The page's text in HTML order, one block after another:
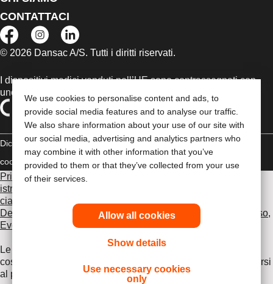
We use cookies to personalise content and ads, to
provide social media features and to analyse our traffic.
We also share information about your use of our site with
our social media, advertising and analytics partners who
may combine it with other information that you’ve
provided to them or that they’ve collected from your use
of their services.
Allow all cookies
Show details
Use necessary cookies
only
CONTATTACI
© 2026 Dansac A/S. Tutti i diritti riservati.
I dispositivi medici venduti nell’UE sono contrassegnati con
uno dei seguenti simboli, a seconda dei casi
Dichiarazione di copyright Politica sulla riservatezza Gestione dei
cookie
Compliance
Prima di utilizzare uno dei prodotti indicati, leggi per intero le
istruzioni d'uso contenute nel foglietto illustrativo fornito con
ciascun prodotto, che include le sezioni Uso previsto,
Descrizione, Controindicazioni, Avvertenze, Precauzioni d'uso,
Eventi avversi e Istruzioni d'uso del dispositivo
Le informazioni fornite nel presente documento non
costituiscono un parere medico, pertanto è opportuno rivolgersi
al proprio medico curante o ad altro operatore sanitario. Le